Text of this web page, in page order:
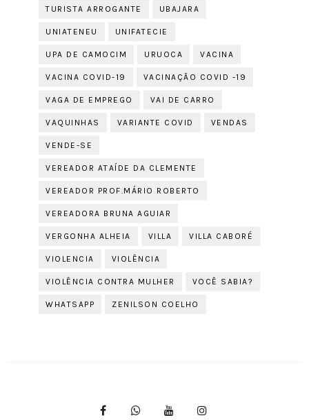
TURISTA ARROGANTE UBAJARA
UNIATENEU UNIFATECIE
UPA DE CAMOCIM URUOCA VACINA
VACINA COVID-19 VACINAÇÃO COVID -19
VAGA DE EMPREGO VAI DE CARRO
VAQUINHAS VARIANTE COVID VENDAS
VENDE-SE
VEREADOR ATAÍDE DA CLEMENTE
VEREADOR PROF.MÁRIO ROBERTO
VEREADORA BRUNA AGUIAR
VERGONHA ALHEIA VILLA VILLA CABORÉ
VIOLENCIA VIOLÊNCIA
VIOLÊNCIA CONTRA MULHER VOCÊ SABIA?
WHATSAPP ZENILSON COELHO